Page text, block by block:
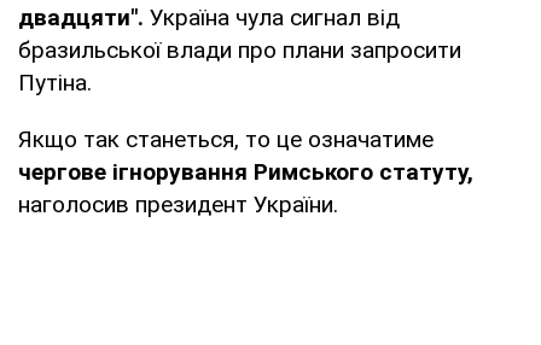
двадцяти". Україна чула сигнал від
бразильської влади про плани запросити
Путіна.
Якщо так станеться, то це означатиме
чергове ігнорування Римського статуту,
наголосив президент України.